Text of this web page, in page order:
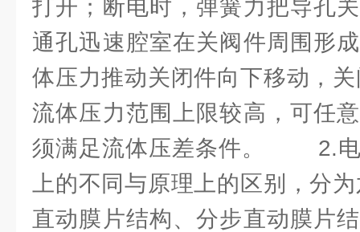
打开；断电时，弹簧力把导孔
通孔迅速腔室在关阀件周围形
体压力推动关闭件向下移动
流体压力范围上限较高，可任
须满足流体压差条件。 2.电
上的不同与原理上的区别，
直动膜片结构、分步直动膜片